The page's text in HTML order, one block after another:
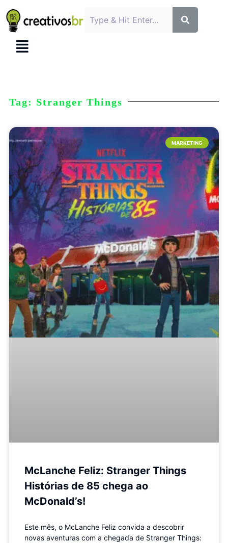
Tag: Stranger Things
MARKETING
McLanche Feliz: Stranger Things
Histórias de 85 chega ao
McDonald’s!
Este mês, o McLanche Feliz convida a descobrir
novas aventuras com a chegada de Stranger Things: